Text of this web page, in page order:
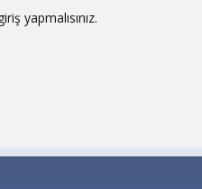
yapmalısınız.